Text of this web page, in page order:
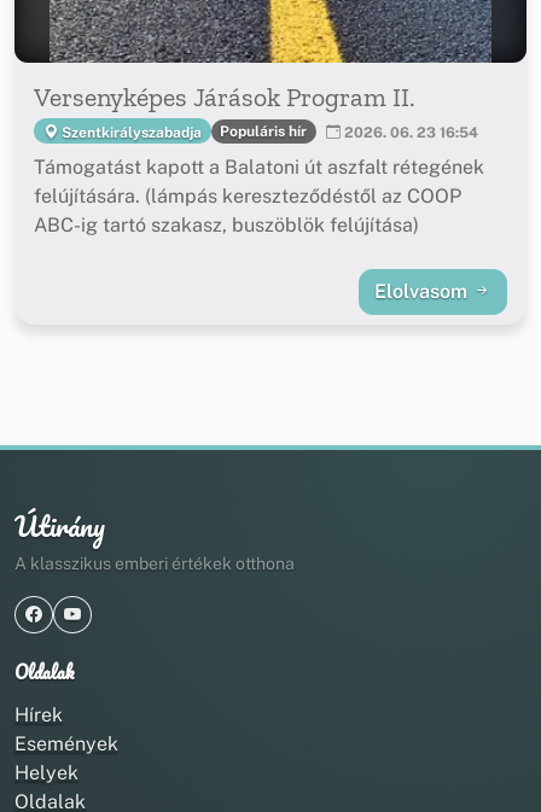
Versenyképes Járások Program II.
Szentkirályszabadja Populáris hír 2026. 06. 23 16:54
Támogatást kapott a Balatoni út aszfalt rétegének
felújítására. (lámpás kereszteződéstől az COOP
ABC-ig tartó szakasz, buszöblök felújítása)
Elolvasom
Útirány
A klasszikus emberi értékek otthona
Oldalak
Hírek
Események
Helyek
Oldalak